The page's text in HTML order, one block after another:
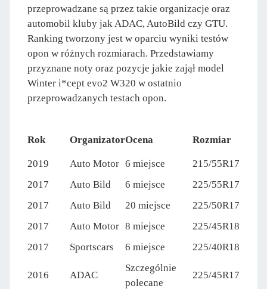
przeprowadzane są przez takie organizacje oraz
automobil kluby jak ADAC, AutoBild czy GTU.
Ranking tworzony jest w oparciu wyniki testów
opon w różnych rozmiarach. Przedstawiamy
przyznane noty oraz pozycje jakie zajął model
Winter i*cept evo2 W320 w ostatnio
przeprowadzanych testach opon.
Rok OrganizatorOcena Rozmiar
2019 Auto Motor 6 miejsce
215/55R17
2017
Auto Bild 6 miejsce
225/55R17
2017
Auto Bild 20 miejsce
225/50R17
2017
Auto Motor 8 miejsce
225/45R18
2017
Sportscars 6 miejsce 225/40R18
2016 ADAC
Szczególnie
polecane
225/45R17